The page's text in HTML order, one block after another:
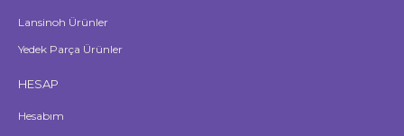
Lansinoh Ürünler
Yedek Parça Ürünler
HESAP
Hesabım